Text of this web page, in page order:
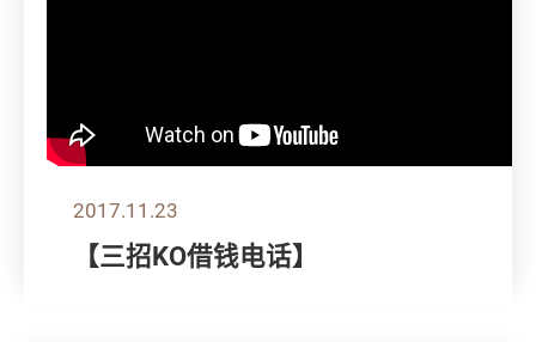
2017.11.23
【三招KO借钱电话】